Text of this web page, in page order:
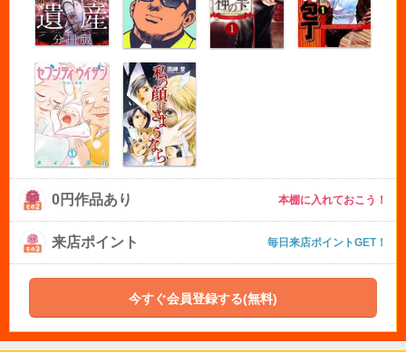
0円作品あり 本棚に入れておこう！
来店ポイント 毎日来店ポイントGET！
今すぐ会員登録する(無料)